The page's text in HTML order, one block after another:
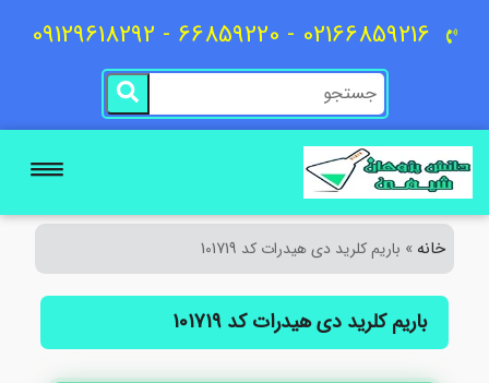
02166859216 - 66859220 - 09129618292
خانه»باریم کلرید دی هیدرات کد 101719
باریم کلرید دی هیدرات کد 101719